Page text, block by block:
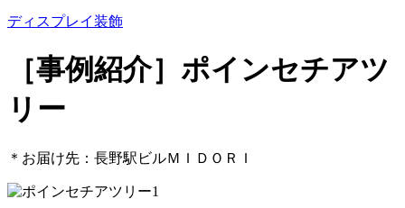
ディスプレイ装飾
［事例紹介］ポインセチアツ
リー
＊お届け先：長野駅ビルＭＩＤＯＲＩ